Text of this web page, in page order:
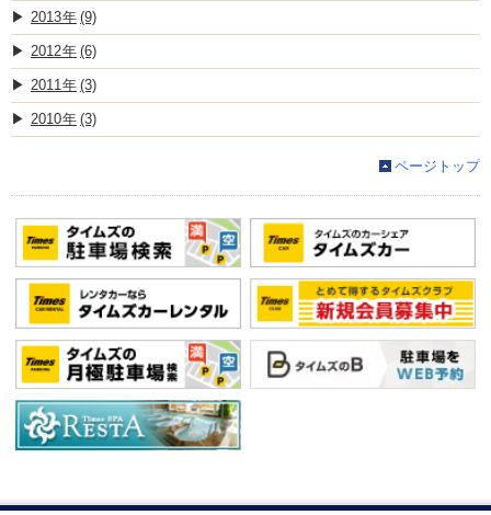
2013 (9)
2012 (6)
2011 (3)
2010 (3)
ページトップ